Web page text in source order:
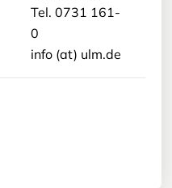
Tel. 0731 161-
0
info (at) ulm.de